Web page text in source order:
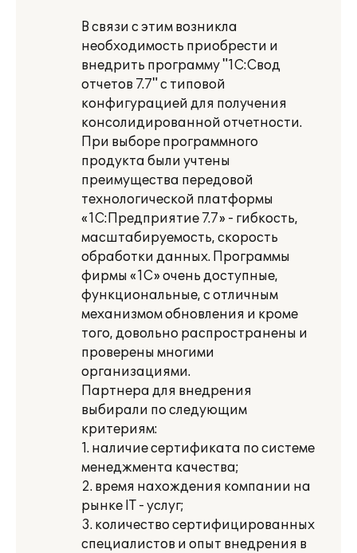
В связи с этим возникла
необходимость приобрести и
внедрить программу "1С:Свод
отчетов 7.7" с типовой
конфигурацией для получения
консолидированной отчетности.
При выборе программного
продукта были учтены
преимущества передовой
технологической платформы
«1С:Предприятие 7.7» - гибкость,
масштабируемость, скорость
обработки данных. Программы
фирмы «1С» очень доступные,
функциональные, с отличным
механизмом обновления и кроме
того, довольно распространены и
проверены многими
организациями.
Партнера для внедрения
выбирали по следующим
критериям:
1. наличие сертификата по системе
менеджмента качества;
2. время нахождения компании на
рынке IT - услуг;
3. количество сертифицированных
специалистов и опыт внедрения в